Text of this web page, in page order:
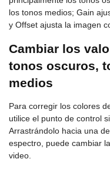
los tonos medios; Gain
y Offset ajusta la imagen
Cambiar los
tonos oscuros,
medios
Para corregir los colores
utilice el punto de control
Arrastrándolo hacia una
espectro, puede cambiar
video.